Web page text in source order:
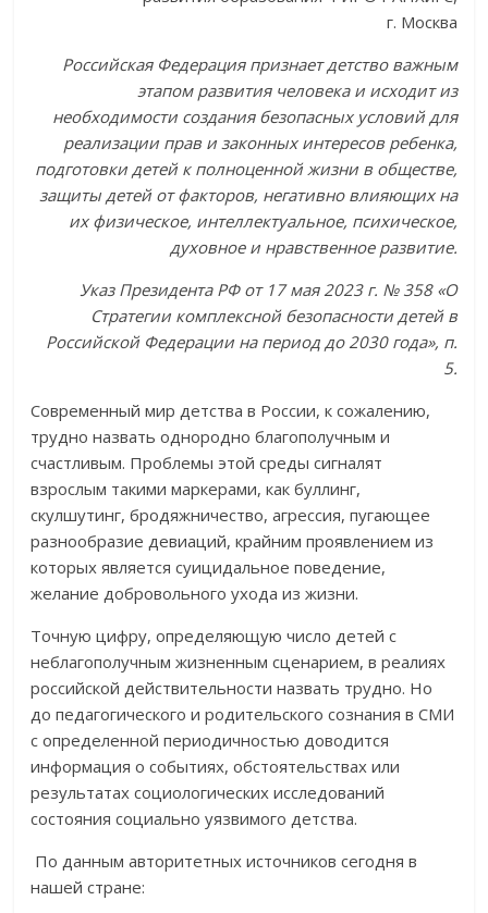
г. Москва
Российская Федерация признает детство важным
этапом развития человека и исходит из
необходимости создания безопасных условий для
реализации прав и законных интересов ребенка,
подготовки детей к полноценной жизни в обществе,
защиты детей от факторов, негативно влияющих на
их физическое, интеллектуальное, психическое,
духовное и нравственное развитие.
Указ Президента РФ от 17 мая 2023 г. № 358 «О
Стратегии комплексной безопасности детей в
Российской Федерации на период до 2030 года», п.
5.
Современный мир детства в России, к сожалению,
трудно назвать однородно благополучным и
счастливым. Проблемы этой среды сигналят
взрослым такими маркерами, как буллинг,
скулшутинг, бродяжничество, агрессия, пугающее
разнообразие девиаций, крайним проявлением из
которых является суицидальное поведение,
желание добровольного ухода из жизни.
Точную цифру, определяющую число детей с
неблагополучным жизненным сценарием, в реалиях
российской действительности назвать трудно. Но
до педагогического и родительского сознания в СМИ
с определенной периодичностью доводится
информация о событиях, обстоятельствах или
результатах социологических исследований
состояния социально уязвимого детства.
По данным авторитетных источников сегодня в
нашей стране: